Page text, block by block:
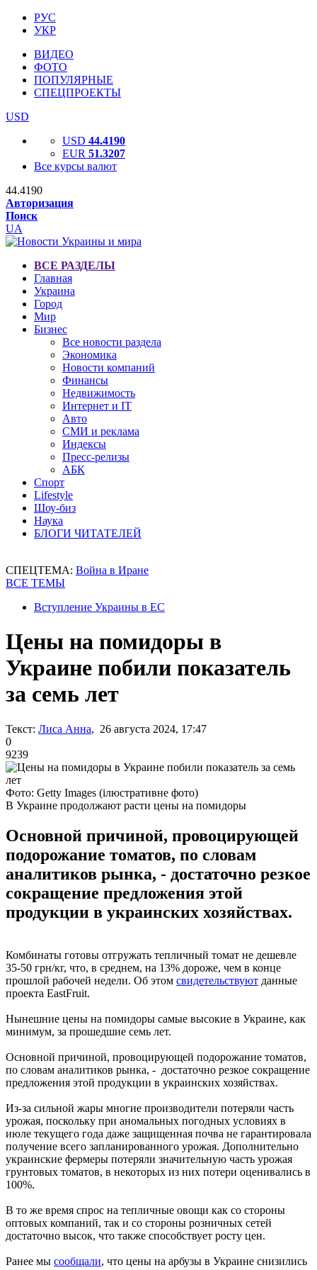
РУС
УКР
ВИДЕО
ФОТО
ПОПУЛЯРНЫЕ
СПЕЦПРОЕКТЫ
USD
USD 44.4190
EUR 51.3207
Все курсы валют
44.4190
Авторизация
Поиск
UA
ВСЕ РАЗДЕЛЫ
Главная
Украина
Город
Мир
Бизнес
Все новости раздела
Экономика
Новости компаний
Финансы
Недвижимость
Интернет и IT
Авто
СМИ и реклама
Индексы
Пресс-релизы
АБК
Спорт
Lifestyle
Шоу-биз
Наука
БЛОГИ ЧИТАТЕЛЕЙ
СПЕЦТЕМА: Война в Иране
ВСЕ ТЕМЫ
Вступление Украины в ЕС
Цены на помидоры в
Украине побили показатель
за семь лет
Текст: Лиса Анна, 26 августа 2024, 17:47
0
9239
Фото: Getty Images (ілюстративне фото)
В Украине продолжают расти цены на помидоры
Основной причиной, провоцирующей
подорожание томатов, по словам
аналитиков рынка, - достаточно резкое
сокращение предложения этой
продукции в украинских хозяйствах.
Комбинаты готовы отгружать тепличный томат не дешевле
35-50 грн/кг, что, в среднем, на 13% дороже, чем в конце
прошлой рабочей недели. Об этом свидетельствуют данные
проекта EastFruit.
Нынешние цены на помидоры самые высокие в Украине, как
минимум, за прошедшие семь лет.
Основной причиной, провоцирующей подорожание томатов,
по словам аналитиков рынка, - достаточно резкое сокращение
предложения этой продукции в украинских хозяйствах.
Из-за сильной жары многие производители потеряли часть
урожая, поскольку при аномальных погодных условиях в
июле текущего года даже защищенная почва не гарантировала
получение всего запланированного урожая. Дополнительно
украинские фермеры потеряли значительную часть урожая
грунтовых томатов, в некоторых из них потери оценивались в
100%.
В то же время спрос на тепличные овощи как со стороны
оптовых компаний, так и со стороны розничных сетей
достаточно высок, что также способствует росту цен.
Ранее мы сообщали, что цены на арбузы в Украине снизились